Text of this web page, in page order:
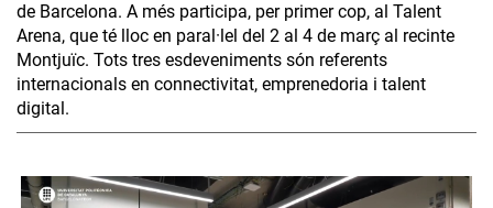
de Barcelona. A més participa, per primer cop, al Talent
Arena, que té lloc en paral·lel del 2 al 4 de març al recinte
Montjuïc. Tots tres esdeveniments són referents
internacionals en connectivitat, emprenedoria i talent
digital.